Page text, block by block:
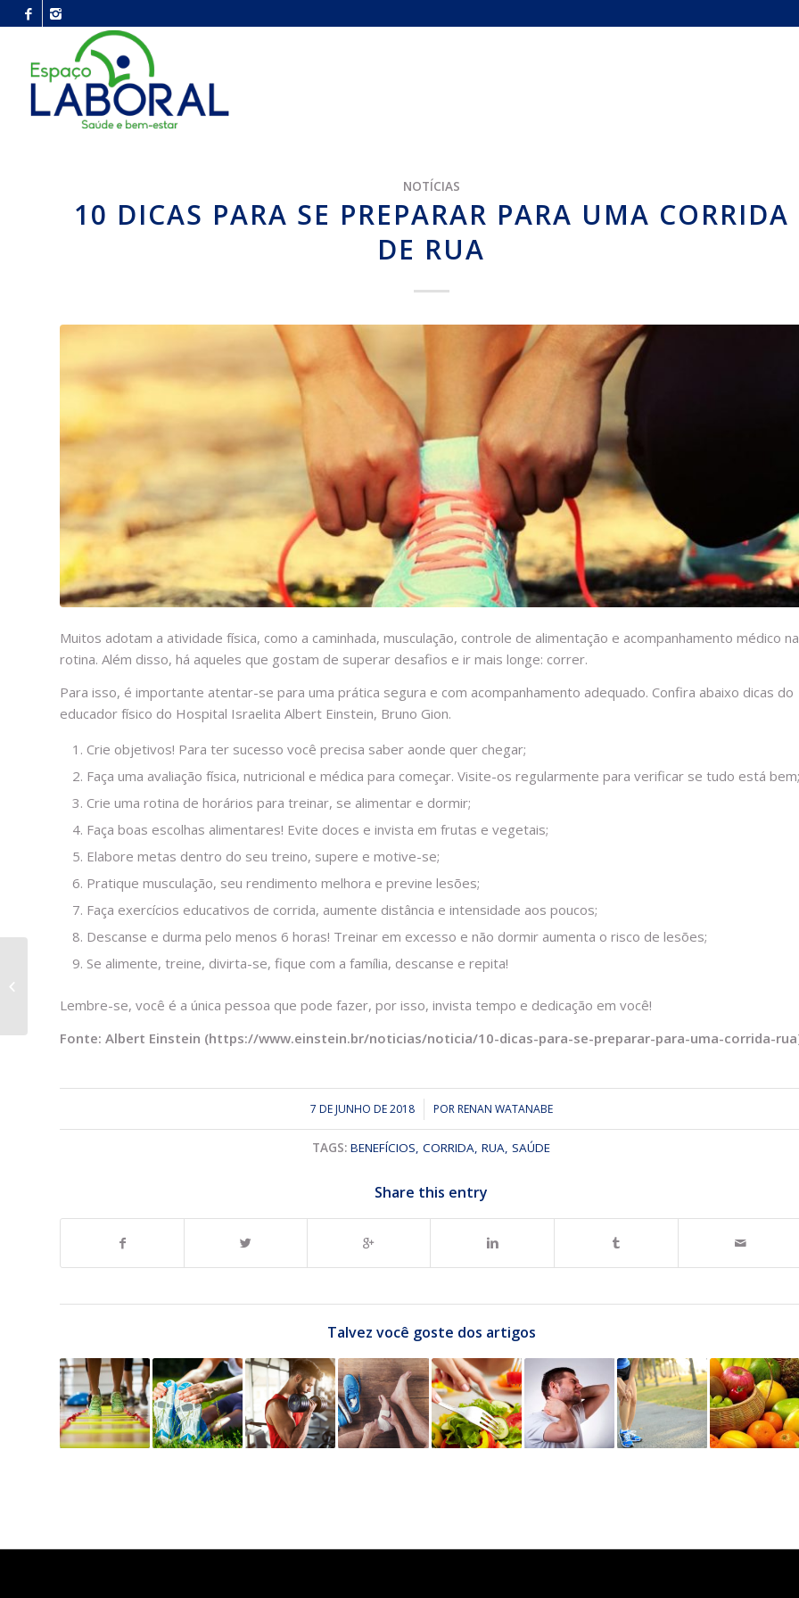
NOTÍCIAS
10 DICAS PARA SE PREPARAR PARA UMA CORRIDA
DE RUA
Muitos adotam a atividade física, como a caminhada, musculação, controle de alimentação e acompanhamento médico na
rotina. Além disso, há aqueles que gostam de superar desafios e ir mais longe: correr.
Para isso, é importante atentar-se para uma prática segura e com acompanhamento adequado. Confira abaixo dicas do
educador físico do Hospital Israelita Albert Einstein, Bruno Gion.
Crie objetivos! Para ter sucesso você precisa saber aonde quer chegar;
Faça uma avaliação física, nutricional e médica para começar. Visite-os regularmente para verificar se tudo está bem;
Crie uma rotina de horários para treinar, se alimentar e dormir;
Faça boas escolhas alimentares! Evite doces e invista em frutas e vegetais;
Elabore metas dentro do seu treino, supere e motive-se;
Pratique musculação, seu rendimento melhora e previne lesões;
Faça exercícios educativos de corrida, aumente distância e intensidade aos poucos;
Descanse e durma pelo menos 6 horas! Treinar em excesso e não dormir aumenta o risco de lesões;
Se alimente, treine, divirta-se, fique com a família, descanse e repita!
Lembre-se, você é a única pessoa que pode fazer, por isso, invista tempo e dedicação em você!​
Fonte: Albert Einstein (https://www.einstein.br/noticias/noticia/10-dicas-para-se-preparar-para-uma-corrida-
7 DE JUNHO DE 2018
/ PORRENAN WATANABE
TAGS: BENEFÍCIOS,CORRIDA,RUA,SAÚDE
Share this entry
Talvez você goste dos artigos
10 mitos e verdades
funcional